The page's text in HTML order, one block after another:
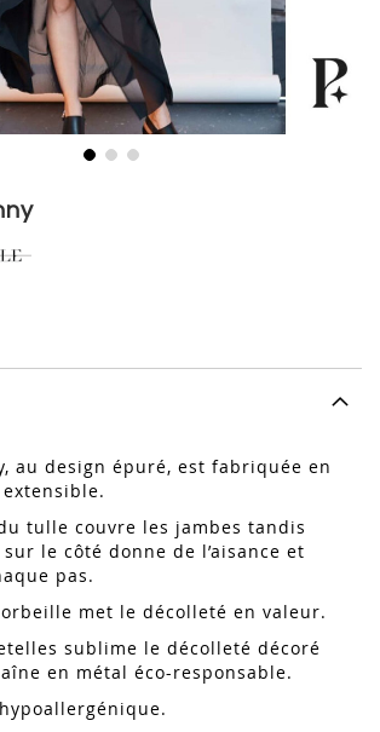
au design épuré, est fabriquée en
tulle couvre les jambes tandis
le côté donne de l’aisance et
pas.
met le décolleté en valeur.
sublime le décolleté décoré
en métal éco-responsable.